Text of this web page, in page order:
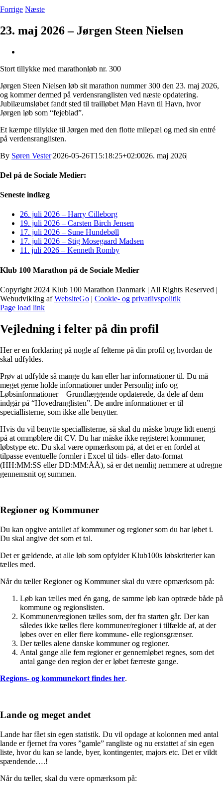
Forrige Næste
23. maj 2026 – Jørgen Steen Nielsen
billede
Stort tillykke med marathonløb nr. 300
Jørgen Steen Nielsen løb sit marathon nummer 300 den 23. maj 2026,
og kommer dermed på verdensranglisten ved næste opdatering.
Jubilæumsløbet fandt sted til trailløbet Møn Havn til Havn, hvor
Jørgen løb som “fejeblad”.
Et kæmpe tillykke til Jørgen med den flotte milepæl og med sin entré
på verdensranglisten.
By Søren Vester|2026-05-26T15:18:25+02:0026. maj 2026|
Del på de Sociale Medier:
Facebook
X
LinkedIn
Pinterest
E-
Seneste indlæg
26. juli 2026 – Harry Cilleborg
19. juli 2026 – Carsten Birch Jensen
17. juli 2026 – Sune Hundebøll
17. juli 2026 – Stig Mosegaard Madsen
11. juli 2026 – Kenneth Romby
Klub 100 Marathon på de Sociale Medier
Copyright 2024 Klub 100 Marathon Danmark | All Rights Reserved |
Webudvikling afWebsiteGo | Cookie- og privatlivspolitik
Page load link
Vejledning i felter på din profil
Her er en forklaring på nogle af felterne på din profil og hvordan de
skal udfyldes.
Prøv at udfylde så mange du kan eller har informationer til. Du må
meget gerne holde informationer under Personlig info og
Løbsinformationer – Grundlæggende opdaterede, da dele af dem
indgår på “Hovedranglisten”. De andre informationer er til
speciallisterne, som ikke alle benytter.
Hvis du vil benytte speciallisterne, så skal du måske bruge lidt energi
på at ommøblere dit CV. Du har måske ikke registeret kommuner,
løbstype etc. Du skal være opmærksom på, at det er en fordel at
tilpasse eventuelle formler i Excel til tids- eller dato-format
(HH:MM:SS eller DD:MM:ÅÅ), så er det nemlig nemmere at udregne
gennemsnit og summen.
Regioner og Kommuner
Du kan opgive antallet af kommuner og regioner som du har løbet i.
Du skal angive det som et tal.
Det er gældende, at alle løb som opfylder Klub100s løbskriterier kan
tælles med.
Når du tæller Regioner og Kommuner skal du være opmærksom på:
Løb kan tælles med én gang, de samme løb kan optræde både på
kommune og regionslisten.
Kommunen/regionen tælles som, der fra starten går. Der kan
således ikke tælles flere kommuner/regioner i tilfælde af, at der
løbes over en eller flere kommune- elle regionsgrænser.
Der tælles alene danske kommuner og regioner.
Antal gange alle fem regioner er gennemløbet regnes, som det
antal gange den region der er løbet færreste gange.
Regions- og kommunekort findes her.
Lande og meget andet
Lande har fået sin egen statistik. Du vil opdage at kolonnen med antal
lande er fjernet fra vores ”gamle” rangliste og nu erstattet af sin egen
liste, hvor du kan se lande, byer, kontingenter, majors etc. Det er vildt
spændende….!
Når du tæller, skal du være opmærksom på: